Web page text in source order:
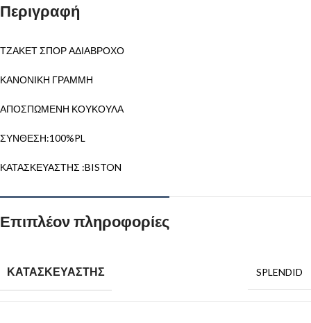
Περιγραφή
ΤΖΑΚΕΤ ΣΠΟΡ ΑΔΙΑΒΡΟΧΟ
ΚΑΝΟΝΙΚΗ ΓΡΑΜΜΗ
ΑΠΟΣΠΩΜΕΝΗ ΚΟΥΚΟΥΛΑ
ΣΥΝΘΕΣΗ:100%PL
ΚΑΤΑΣΚΕΥΑΣΤΗΣ :BISTON
Επιπλέον πληροφορίες
ΚΑΤΑΣΚΕΥΑΣΤΗΣ SPLENDID